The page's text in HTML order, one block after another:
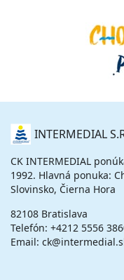
O
NÁS INTERMEDIAL
CK INTERMEDIAL
1992. Hlavná ponuka:
Slovinsko, Čierna Hora
82108 Bratislava
Telefón: +4212 5556
Email: